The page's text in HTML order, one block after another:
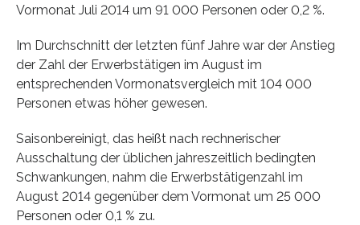
Vormonat Juli 2014 um 91 000 Personen oder 0,2 %.
Im Durchschnitt der letzten fünf Jahre war der Anstieg
der Zahl der Erwerbstätigen im August im
entsprechenden Vormonatsvergleich mit 104 000
Personen etwas höher gewesen.
Saisonbereinigt, das heißt nach rechnerischer
Ausschaltung der üblichen jahreszeitlich bedingten
Schwankungen, nahm die Erwerbstätigenzahl im
August 2014 gegenüber dem Vormonat um 25 000
Personen oder 0,1 % zu.